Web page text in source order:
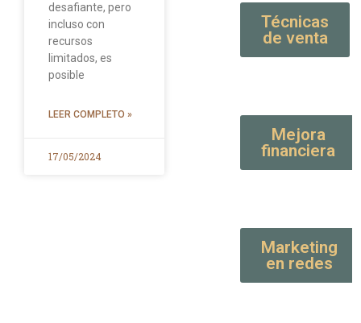
desafiante, pero
incluso con
recursos
limitados, es
posible
LEER COMPLETO »
17/05/2024
Técnicas
de venta
Mejora
financiera
Marketing
en redes